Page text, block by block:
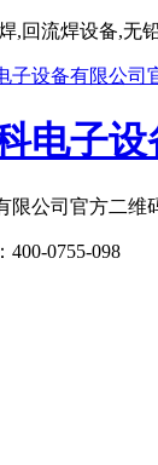
,回流焊设备,无
400-0755-098